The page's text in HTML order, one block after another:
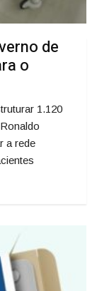
de
o
1.120
a rede